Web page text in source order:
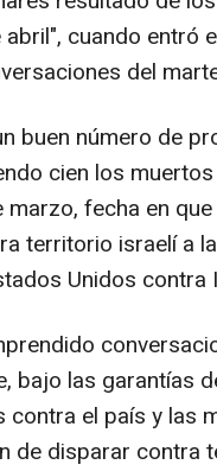
cuando entró
del
buen número de
cien los
fecha en
territorio israelí a
Unidos contra
bajo las garantías
contra el país y las
de disparar contra